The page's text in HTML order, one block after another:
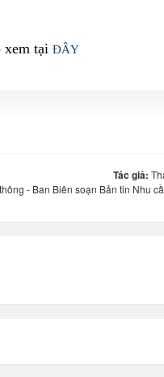
xem tại ĐÂY
Tác giả:
- Ban Biên soạn Bản tin Nhu